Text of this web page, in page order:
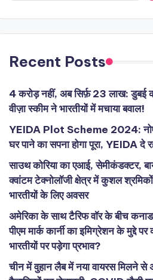
Recent Posts
4 करोड़ नहीं, अब सिर्फ़ 23 लाख: डुबई
वीज़ा स्कीम ने भारतीयों में मचाया बवाल!
YEIDA Plot Scheme 2024:
घर पाने का सपना होगा पूरा, YEIDA दे
साउथ कोरिया का एआई, सेमीकंडक्टर,
क्वांटम टेक्नोलॉजी क्षेत्र में कुशल
भारतीयों के लिए अवसर
अमेरिका के साथ टैरिफ वॉर के बीच
पीएम मार्क कार्नी का इमिग्रेशन के मुद्दे
भारतीयों पर पड़ेगा प्रभाव?
चीन में वुहान लैब में नया वायरस मिलने से